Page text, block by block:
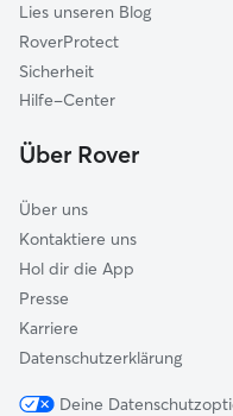
Dietenheim
Kirchberg-Weihungstal
Neu-Ulm
Lies unseren Blog
RoverProtect
Sicherheit
Hilfe-Center
Über Rover
Über uns
Kontaktiere uns
Hol dir die App
Presse
Karriere
Datenschutzerklärung
Deine